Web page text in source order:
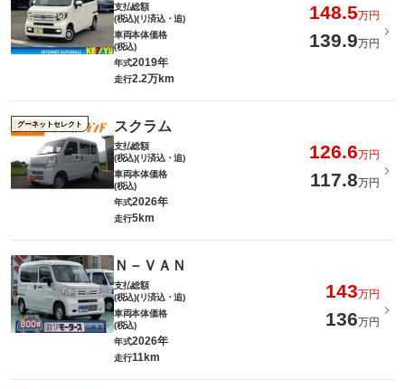
支払総額
(税込)(リ済込・追)
148.5万円
車両本体価格
(税込)
139.9万円
年式2019年
走行2.2万km
グーネットセレクト スクラム
支払総額
(税込)(リ済込・追)
126.6万円
車両本体価格
(税込)
117.8万円
年式2026年
走行5km
Ｎ－ＶＡＮ
支払総額
(税込)(リ済込・追)
143万円
車両本体価格
(税込)
136万円
年式2026年
走行11km